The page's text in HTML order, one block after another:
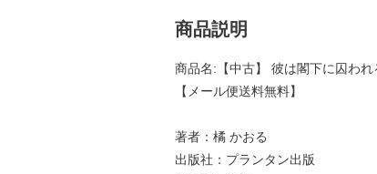
商品説明
商品名:【中古】 彼は閣下に囚わ
【メール便送料無料】
著者：橘 かおる
出版社：プランタン出版